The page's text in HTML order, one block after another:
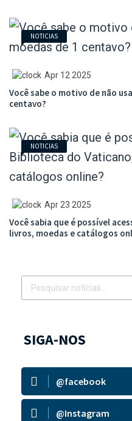
NOTICIAS
Apr 12 2025
Você sabe o motivo de não
centavo?
NOTICIAS
Apr 23 2025
Você sabia que é possível
livros, moedas e catálogos
SIGA-NOS
@facebook
@Instagram